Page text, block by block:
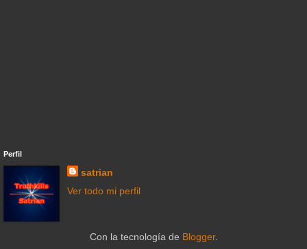
Perfil
satrian
Ver todo mi perfil
Con la tecnología de Blogger.